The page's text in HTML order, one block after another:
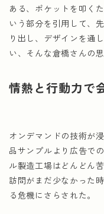
ある、ポケットを叩く
いう部分を引用して、
り出し、デザインを通
い、そんな倉橋さんの
情熱と行動力で
オンデマンドの技術が
品サンプルより広告で
ル製造工場はどんどん
訪問がまだ少なかった
る危機にさらされた。